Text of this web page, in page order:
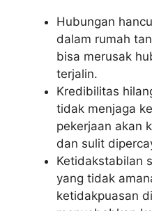
Hubungan
dalam rumah
bisa merusak
terjalin.
Kredibilitas
tidak menjaga
pekerjaan akan
dan sulit
Ketidakstabilan
yang tidak
ketidakpuasan